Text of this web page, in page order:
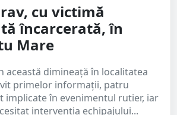
cu victimă
încarcerată, în
Mare
această dimineață în localitatea
primelor informații, patru
implicate în evenimentul rutier, iar
intervenția echipajului...